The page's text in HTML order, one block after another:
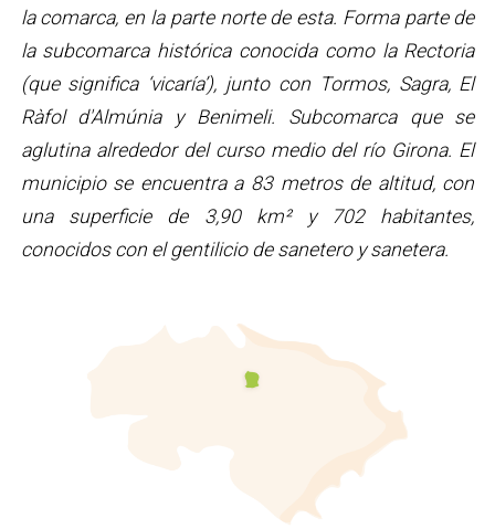
la comarca, en la parte norte de esta. Forma parte de
la subcomarca histórica conocida como la Rectoria
(que significa ‘vicaría’), junto con Tormos, Sagra, El
Ràfol d'Almúnia y Benimeli. Subcomarca que se
aglutina alrededor del curso medio del río Girona. El
municipio se encuentra a 83 metros de altitud, con
una superficie de 3,90 km² y 702 habitantes,
conocidos con el gentilicio de sanetero y sanetera.